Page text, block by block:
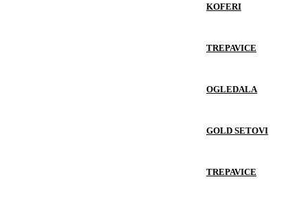
KOFERI
TREPAVICE
OGLEDALA
GOLD SETOVI
TREPAVICE